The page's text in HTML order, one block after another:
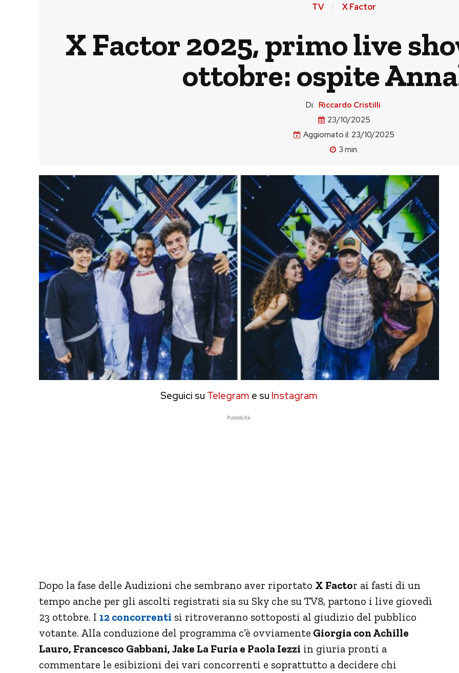
TV X Factor
X Factor 2025, primo live
ottobre: ospite
Di: Riccardo Cristilli
23/10/2025
Aggiornato il: 23/10/2025
3 min.
Seguici su Telegram e su Instagram
Pubblicità
Dopo la fase delle Audizioni che sembrano aver riportato X Factor ai fasti di un
tempo anche per gli ascolti registrati sia su Sky che su TV8, partono i live giovedì
23 ottobre. I 12 concorrenti si ritroveranno sottoposti al giudizio del pubblico
votante. Alla conduzione del programma c’è ovviamente Giorgia con Achille
Lauro, Francesco Gabbani, Jake La Furia e Paola Iezzi in giuria pronti a
commentare le esibizioni dei vari concorrenti e soprattutto a decidere chi